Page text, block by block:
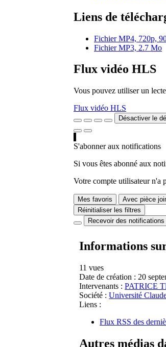
Liens de
Fichier MP4, 720p,
Fichier MP3, 2.7 Mo
Flux vidéo HLS
Vous pouvez utiliser un
Flux vidéo HLS
Désactiver le
S'abonner aux notifications
Si vous êtes abonné aux
Votre compte utilisateur n'a
Mes favoris Avec pièce
Réinitialiser les filtres
Recevoir des
Informations
11 vues
Date de création : 20
Intervenants : PATRICE
Société : Université
Liens :
Flux RSS des
Autres médias